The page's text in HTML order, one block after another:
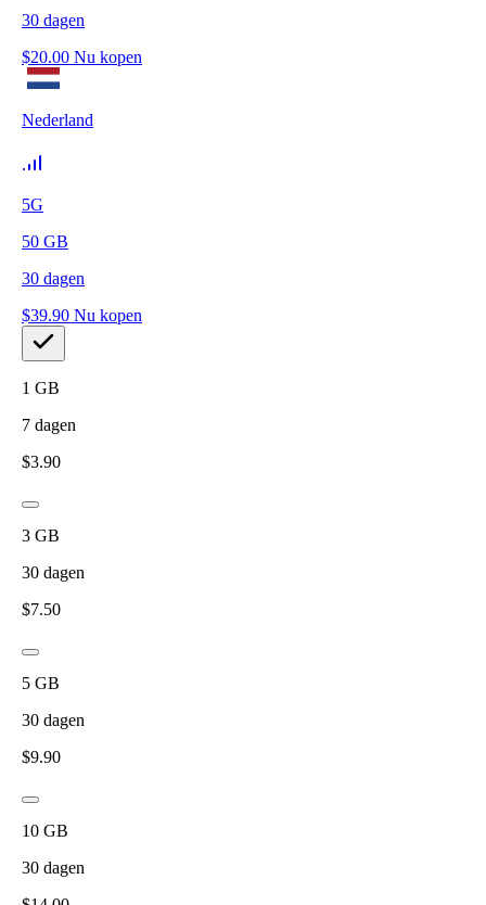
30 dagen
$20.00 Nu kopen
Nederland
5G
50 GB
30 dagen
$39.90 Nu kopen
1 GB
7 dagen
$3.90
3 GB
30 dagen
$7.50
5 GB
30 dagen
$9.90
10 GB
30 dagen